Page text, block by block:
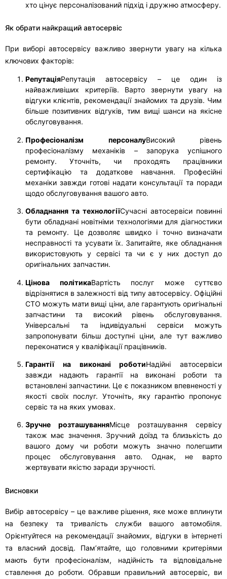
хто цінує персоналізований підхід і дружню атмосферу.
Як обрати найкращий автосервіс
При виборі автосервісу важливо звернути увагу на кілька
ключових факторів:
РепутаціяРепутація автосервісу – це один із
найважливіших критеріїв. Варто звернути увагу на
відгуки клієнтів, рекомендації знайомих та друзів. Чим
більше позитивних відгуків, тим вищі шанси на якісне
обслуговування.
Професіоналізм персоналуВисокий рівень
професіоналізму механіків – запорука успішного
ремонту. Уточніть, чи проходять працівники
сертифікацію та додаткове навчання. Професійні
механіки завжди готові надати консультації та поради
щодо обслуговування вашого авто.
Обладнання та технологіїСучасні автосервіси повинні
бути обладнані новітніми технологіями для діагностики
та ремонту. Це дозволяє швидко і точно визначати
несправності та усувати їх. Запитайте, яке обладнання
використовують у сервісі та чи є у них доступ до
оригінальних запчастин.
Цінова політикаВартість послуг може суттєво
відрізнятися в залежності від типу автосервісу. Офіційні
СТО можуть мати вищі ціни, але гарантують оригінальні
запчастини та високий рівень обслуговування.
Універсальні та індивідуальні сервіси можуть
запропонувати більш доступні ціни, але тут важливо
переконатися у кваліфікації працівників.
Гарантії на виконані роботиНадійні автосервіси
завжди надають гарантії на виконані роботи та
встановлені запчастини. Це є показником впевненості у
якості своїх послуг. Уточніть, яку гарантію пропонує
сервіс та на яких умовах.
Зручне розташуванняМісце розташування сервісу
також має значення. Зручний доїзд та близькість до
вашого дому чи роботи можуть значно полегшити
процес обслуговування авто. Однак, не варто
жертвувати якістю заради зручності.
Висновки
Вибір автосервісу – це важливе рішення, яке може вплинути
на безпеку та тривалість служби вашого автомобіля.
Орієнтуйтеся на рекомендації знайомих, відгуки в інтернеті
та власний досвід. Пам’ятайте, що головними критеріями
мають бути професіоналізм, надійність та відповідальне
ставлення до роботи. Обравши правильний автосервіс, ви